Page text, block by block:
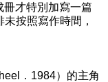
冊才特別加寫一篇
按照寫作時間，
．1984）的主角